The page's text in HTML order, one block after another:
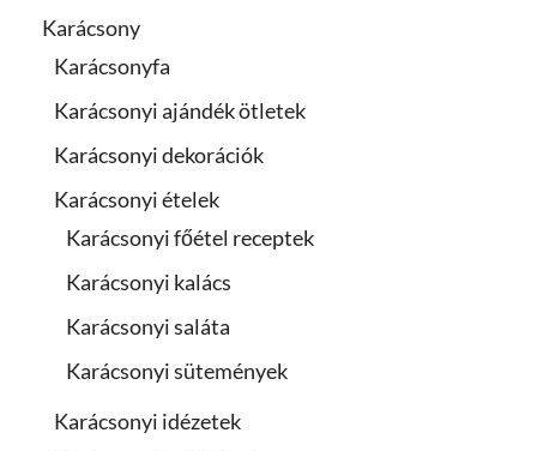
Karácsony
Karácsonyfa
Karácsonyi ajándék ötletek
Karácsonyi dekorációk
Karácsonyi ételek
Karácsonyi főétel receptek
Karácsonyi kalács
Karácsonyi saláta
Karácsonyi sütemények
Karácsonyi idézetek